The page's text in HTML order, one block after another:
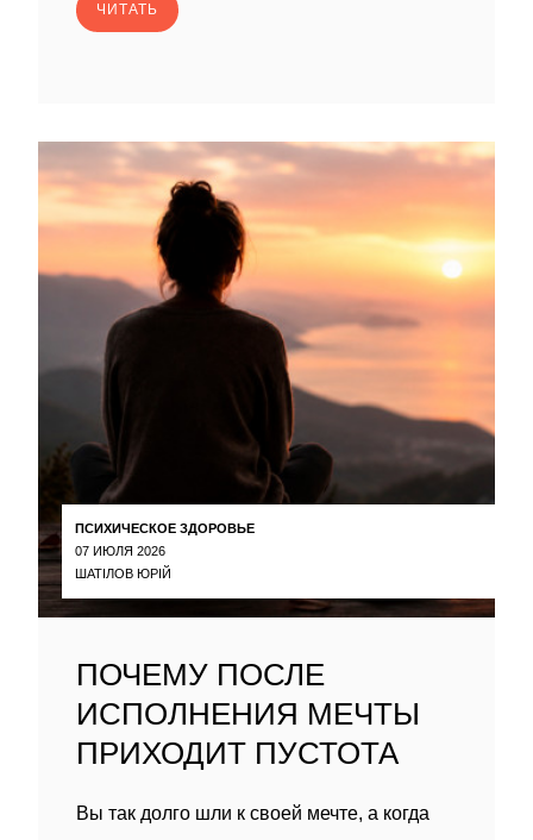
ЧИТАТЬ
ПСИХИЧЕСКОЕ ЗДОРОВЬЕ
07 ИЮЛЯ 2026
ШАТІЛОВ ЮРІЙ
ПОЧЕМУ ПОСЛЕ
ИСПОЛНЕНИЯ МЕЧТЫ
ПРИХОДИТ ПУСТОТА
Вы так долго шли к своей мечте, а когда